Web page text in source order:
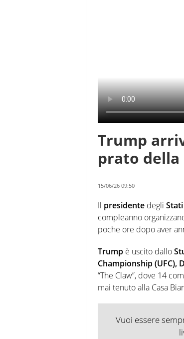
Trump
prato della
15/06/26 09:50
Il presidente degli
compleanno
poche ore dopo aver
Trump è uscito dallo
Championship (UFC),
“The Claw”, dove 14
mai tenuto alla Casa
Vuoi essere